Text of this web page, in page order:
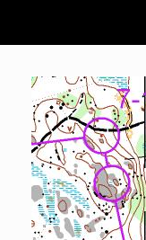
content